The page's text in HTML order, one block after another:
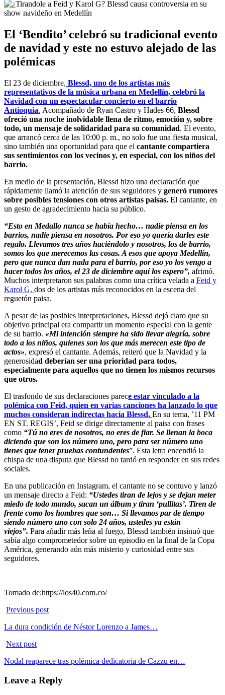
El ‘Bendito’ celebró su tradicional evento
de navidad y este no estuvo alejado de las
polémicas
El 23 de diciembre, Blessd, uno de los artistas más
representativos de la música urbana en Medellín, celebró la
Navidad con un espectacular concierto en el barrio
Antioquia. Acompañado de Ryan Castro y Hades 66, Blessd
ofreció una noche inolvidable llena de ritmo, emoción y, sobre
todo, un mensaje de solidaridad para su comunidad. El evento,
que arrancó cerca de las 10:00 p. m., no solo fue una fiesta musical,
sino también una oportunidad para que el cantante compartiera
sus sentimientos con los vecinos y, en especial, con los niños del
barrio.
En medio de la presentación, Blessd hizo una declaración que
rápidamente llamó la atención de sus seguidores y generó rumores
sobre posibles tensiones con otros artistas paisas. El cantante, en
un gesto de agradecimiento hacia su público.
“Esto en Medallo nunca se había hecho… nadie piensa en los
barrios, nadie piensa en nosotros. Por eso yo quería darles este
regalo. Llevamos tres años haciéndolo y nosotros, los de barrio,
somos los que merecemos las cosas. A esos que apoya Medellín,
pero que nunca dan nada para el barrio, por eso yo los vengo a
hacer todos los años, el 23 de diciembre aquí los espero”, afrimó.
Muchos interpretaron sus palabras como una crítica velada a Feid y
Karol G, dos de los artistas más reconocidos en la escena del
reguetón paisa.
A pesar de las posibles interpretaciones, Blessd dejó claro que su
objetivo principal era compartir un momento especial con la gente
de su barrio. «Mi intención siempre ha sido llevar alegría, sobre
todo a los niños, quienes son los que más merecen este tipo de
actos», expresó el cantante. Además, reiteró que la Navidad y la
generosidad deberían ser una prioridad para todos,
especialmente para aquellos que no tienen los mismos recursos
que otros.
El trasfondo de sus declaraciones parece estar vinculado a la
polémica con Feid, quien en varias canciones ha lanzado lo que
muchos consideran indirectas hacia Blessd. En su tema, ’11 PM
EN ST. REGIS’, Feid se dirige directamente al paisa con frases
como “Tú no eres de nosotros, no eres de fiar. Se llenan la boca
diciendo que son los número uno, pero para ser número uno
tienes que tener pruebas contundentes”. Esta letra encendió la
chispa de una disputa que Blessd no tardó en responder en sus redes
sociales.
En una publicación en Instagram, el cantante no se contuvo y lanzó
un mensaje directo a Feid: “Ustedes tiran de lejos y se dejan meter
miedo de todo mundo, sacan un álbum y tiran ‘pullitas’. Tiren de
frente como los hombres que son… Si llevamos par de tiempo
siendo número uno con solo 24 años, ustedes ya están
viejos”. Para añadir más leña al fuego, Blessd también insinuó que
sabía algo comprometedor sobre un episodio en la final de la Copa
América, generando aún más misterio y curiosidad entre sus
seguidores.
Tomado de:https://los40.com.co/
Previous post
La dura condición de Néstor Lorenzo a James…
Next post
Nodal reaparece tras polémica dedicatoria de Cazzu en…
Leave a Reply